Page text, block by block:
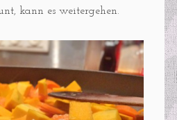
kann es weitergehen.